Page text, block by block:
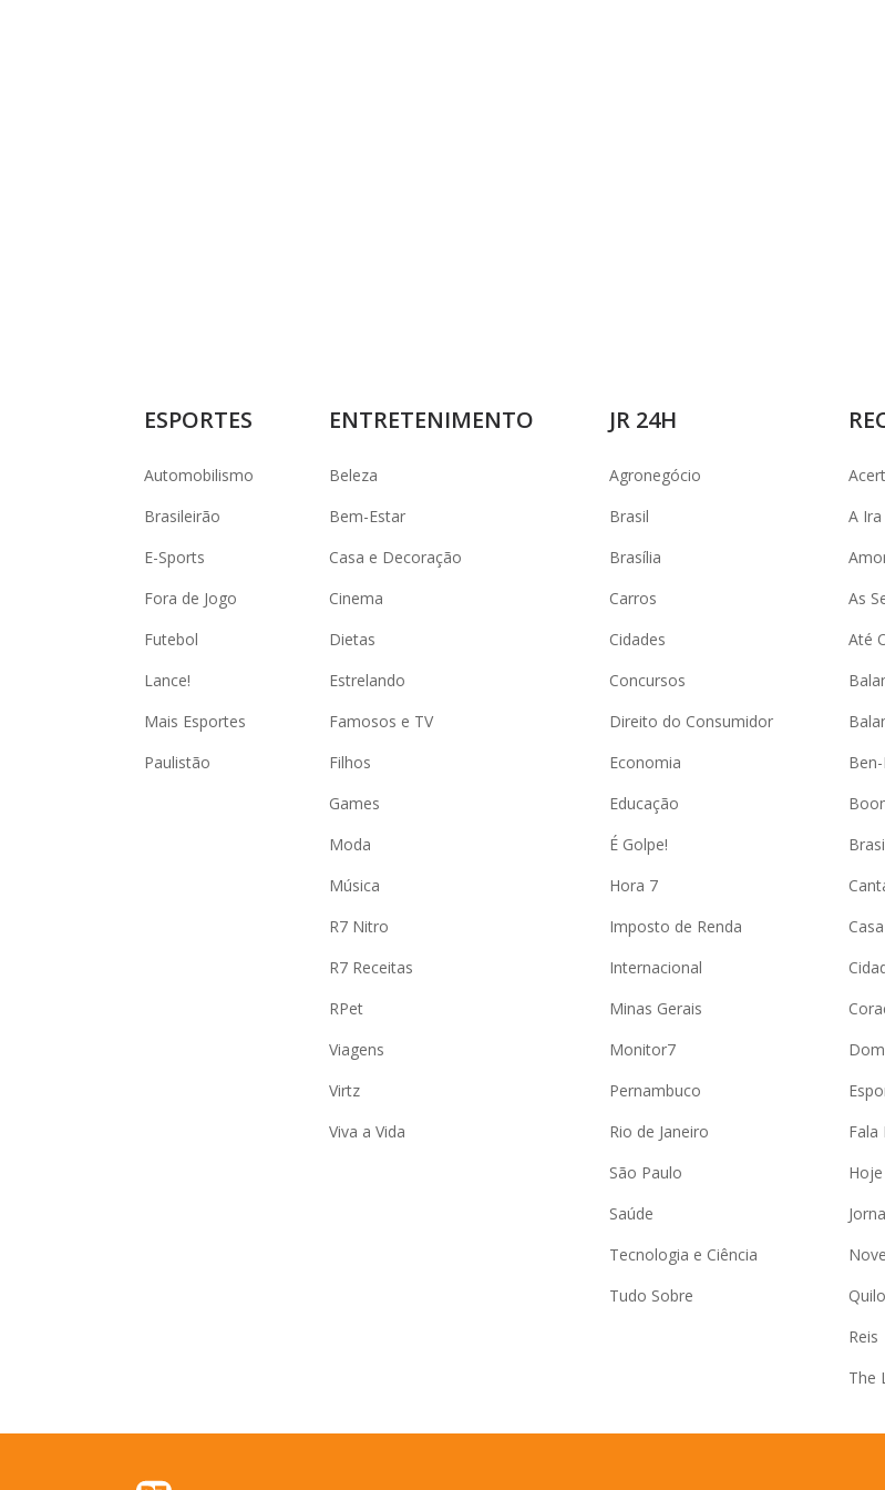
ESPORTES
Automobilismo
Brasileirão
E-Sports
Fora de Jogo
Futebol
Lance!
Mais Esportes
Paulistão
ENTRETENIMENTO
Beleza
Bem-Estar
Casa e Decoração
Cinema
Dietas
Estrelando
Famosos e TV
Filhos
Games
Moda
Música
R7 Nitro
R7 Receitas
RPet
Viagens
Virtz
Viva a Vida
JR 24H
Agronegócio
Brasil
Brasília
Carros
Cidades
Concursos
Direito do Consumidor
Economia
Educação
É Golpe!
Hora 7
Imposto de Renda
Internacional
Minas Gerais
Monitor7
Pernambuco
Rio de Janeiro
São Paulo
Saúde
Tecnologia e Ciência
Tudo Sobre
A
As
Até
Fala
Reis
The